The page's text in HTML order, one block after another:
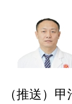
（推送）